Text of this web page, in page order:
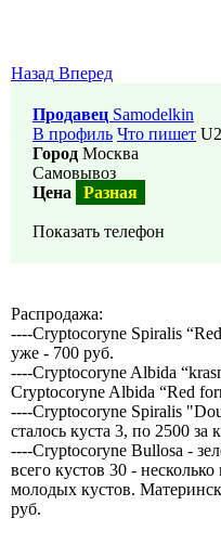
Назад Вперед
Продавец Samodelkin
В профиль Что пишет
Город Москва
Самовывоз
Цена
Разная
Показать телефон
Распродажа:
----Cryptocoryne Spiralis
уже - 700 руб.
----Cryptocoryne Albida
Cryptocoryne Albida “Red
----Cryptocoryne Spiralis
сталось куста 3, по 2500 за
----Cryptocoryne Bullosa -
всего кустов 30 -
молодых кустов.
руб.